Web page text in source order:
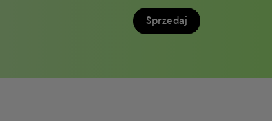
Sprzedaj